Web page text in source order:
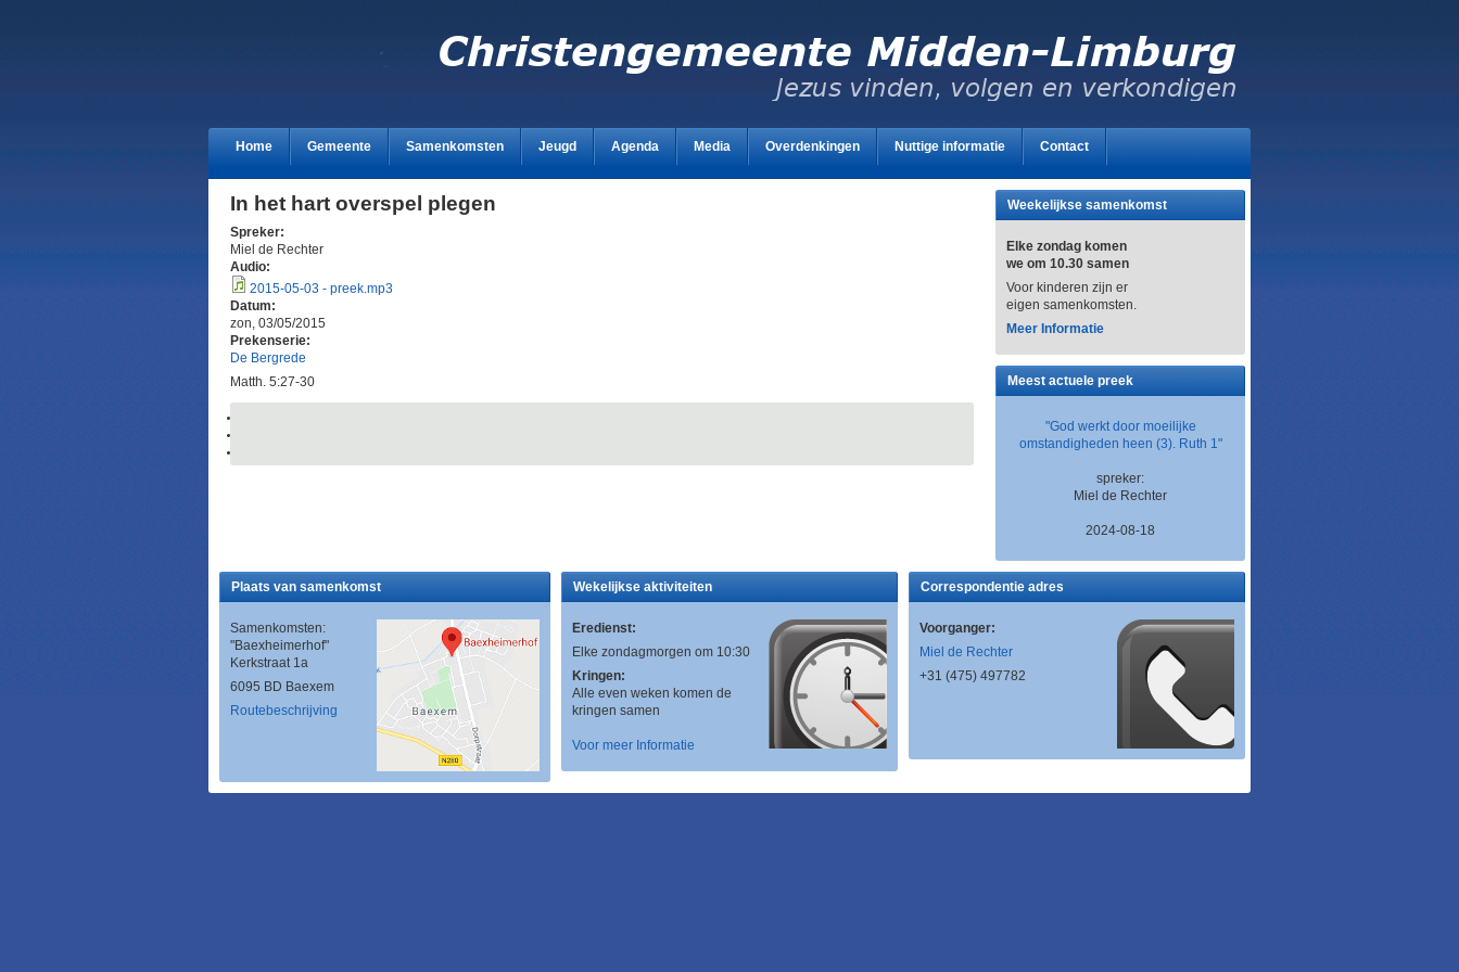
Home Gemeente Samenkomsten Jeugd Agenda Media Overdenkingen Nuttige informatie Contact
In het hart overspel plegen
Spreker:
Miel de Rechter
Audio:
2015-05-03 - preek.mp3
Datum:
zon, 03/05/2015
Prekenserie:
De Bergrede
Matth. 5:27-30
Weekelijkse samenkomst
Elke zondag komen
we om 10.30 samen
Voor kinderen zijn er
eigen samenkomsten.
Meer Informatie
Meest actuele preek
"God werkt door moeilijke
omstandigheden heen (3). Ruth 1"
spreker:
Miel de Rechter
2024-08-18
Plaats van samenkomst
Samenkomsten:
"Baexheimerhof"
Kerkstraat 1a
6095 BD Baexem
Routebeschrijving
Wekelijkse aktiviteiten
Eredienst:
Elke zondagmorgen om 10:30
Kringen:
Alle even weken komen de
kringen samen
Voor meer Informatie
Correspondentie adres
Voorganger:
Miel de Rechter
+31 (475) 497782